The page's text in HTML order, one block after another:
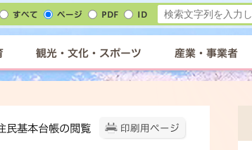
すべて ページ PDF ID
観光・文化・スポーツ 産業・事業者
印刷用ページ
民基本台帳の閲覧